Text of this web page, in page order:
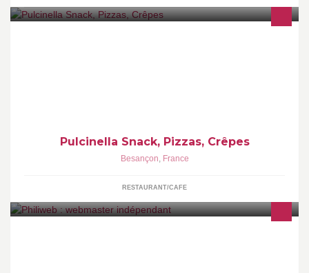
Pulcinella Snack, Pizzas, Crêpes
Besançon, France
RESTAURANT/CAFE